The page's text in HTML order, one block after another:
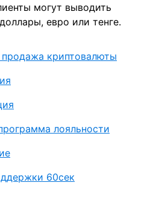
могут выводить
евро или тенге.
криптовалюты
лояльности
60сек